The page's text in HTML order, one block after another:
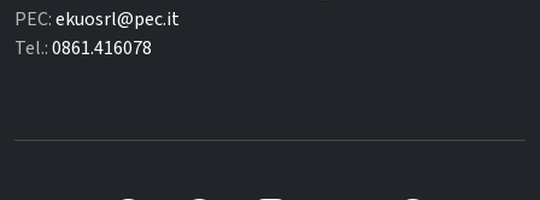
PEC:ekuosrl@pec.it
Tel.:0861.416078